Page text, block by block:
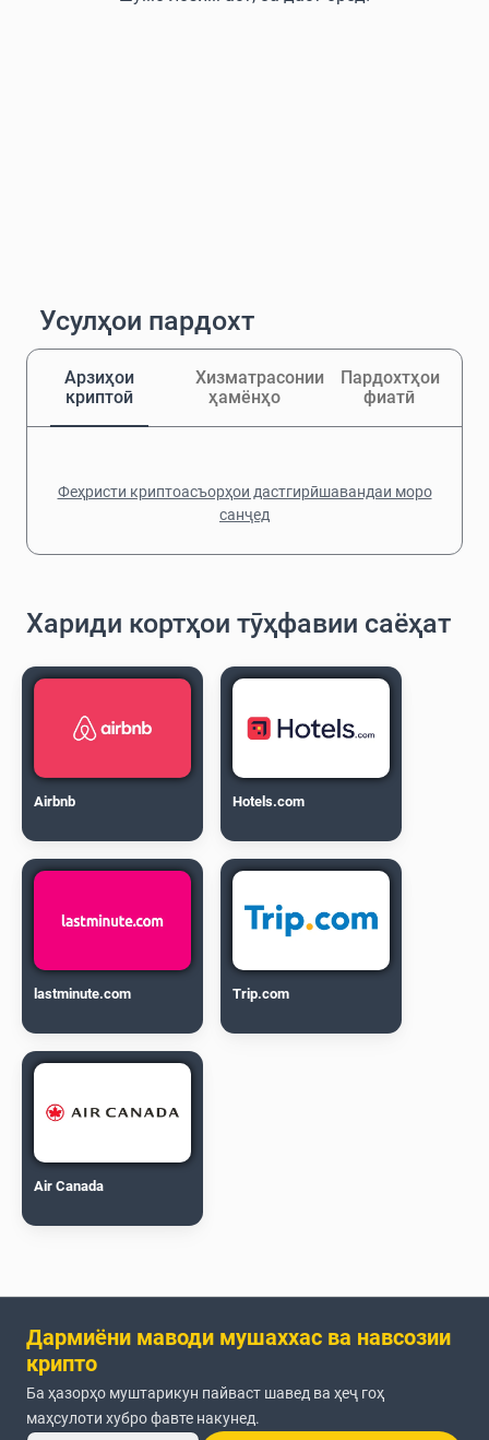
Усулҳои пардохт
Арзиҳои
криптоӣ
Хизматрасонии
ҳамёнҳо
Пардохтҳои
фиатӣ
Феҳристи криптоасъорҳои дастгирӣшавандаи моро
санҷед
Хариди кортҳои тӯҳфавии саёҳат
Airbnb Hotels.com
lastminute.com Trip.com
Air Canada
Дармиёни маводи мушаххас ва навсозии
крипто
Ба ҳазорҳо муштарикун пайваст шавед ва ҳеҷ гоҳ
маҳсулоти хубро фавте накунед.